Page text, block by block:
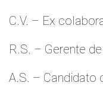
C.V. – Ex
R.S. – Gerente
A.S. – Candidato